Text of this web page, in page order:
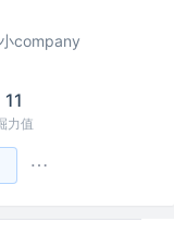
company
11
力值